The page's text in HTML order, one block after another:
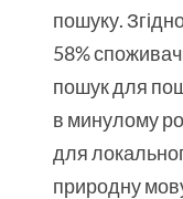
пошуку.
58%
пошук для
в минулому
для
природну